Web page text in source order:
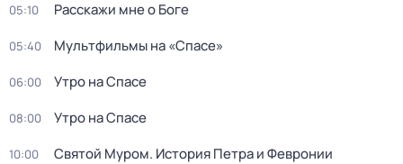
05:10 Расскажи мне о Боге
05:40 Мультфильмы на «Спасе»
06:00 Утро на Спасе
08:00 Утро на Спасе
10:00 Святой Муром. История Петра и Февронии